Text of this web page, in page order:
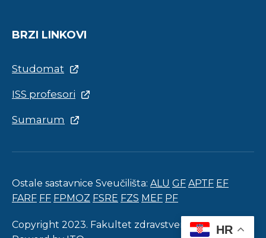
BRZI LINKOVI
Studomat
ISS profesori
Sumarum
Ostale sastavnice Sveučilišta: ALU GF APTF EF
FARF FF FPMOZ FSRE FZS MEF PF
Copyright 2023. Fakultet zdravstvenih studija.
HR